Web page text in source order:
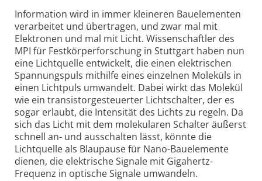
Information wird in immer kleineren Bauelementen
verarbeitet und übertragen, und zwar mal mit
Elektronen und mal mit Licht. Wissenschaftler des
MPI für Festkörperforschung in Stuttgart haben nun
eine Lichtquelle entwickelt, die einen elektrischen
Spannungspuls mithilfe eines einzelnen Moleküls in
einen Lichtpuls umwandelt. Dabei wirkt das Molekül
wie ein transistorgesteuerter Lichtschalter, der es
sogar erlaubt, die Intensität des Lichts zu regeln. Da
sich das Licht mit dem molekularen Schalter äußerst
schnell an- und ausschalten lässt, könnte die
Lichtquelle als Blaupause für Nano-Bauelemente
dienen, die elektrische Signale mit Gigahertz-
Frequenz in optische Signale umwandeln.